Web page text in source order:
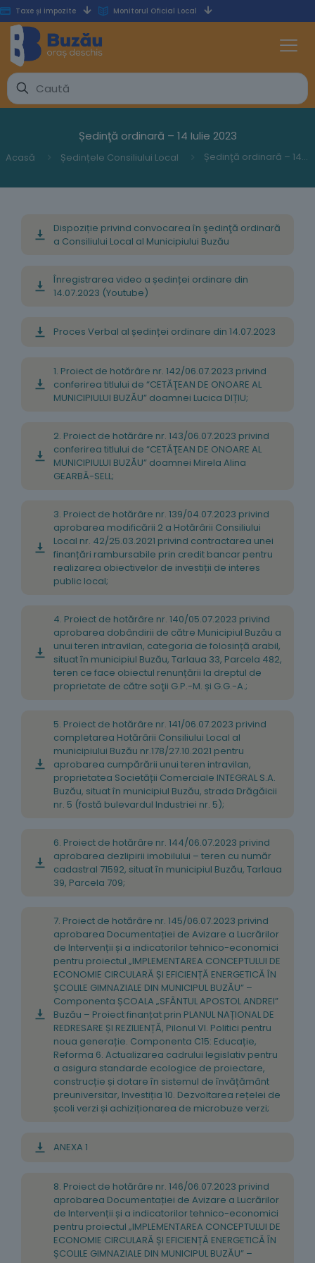
Taxe și impozite Monitorul Oficial Local
Ședinţă ordinară – 14 Iulie 2023
Acasă Ședințele Consiliului Local Ședinţă ordinară – 14 Iulie 2023
Dispoziție privind convocarea în şedinţă ordinară
a Consiliului Local al Municipiului Buzău
Înregistrarea video a ședinței ordinare din
14.07.2023 (Youtube)
Proces Verbal al ședinței ordinare din 14.07.2023
1. Proiect de hotărâre nr. 142/06.07.2023 privind
conferirea titlului de “CETĂŢEAN DE ONOARE AL
MUNICIPIULUI BUZĂU” doamnei Lucica DIȚIU;
2. Proiect de hotărâre nr. 143/06.07.2023 privind
conferirea titlului de “CETĂŢEAN DE ONOARE AL
MUNICIPIULUI BUZĂU” doamnei Mirela Alina
GEARBĂ-SELL;
3. Proiect de hotărâre nr. 139/04.07.2023 privind
aprobarea modificării 2 a Hotărârii Consiliului
Local nr. 42/25.03.2021 privind contractarea unei
finanțări rambursabile prin credit bancar pentru
realizarea obiectivelor de investiții de interes
public local;
4. Proiect de hotărâre nr. 140/05.07.2023 privind
aprobarea dobândirii de către Municipiul Buzău a
unui teren intravilan, categoria de folosință arabil,
situat în municipiul Buzău, Tarlaua 33, Parcela 482,
teren ce face obiectul renunțării la dreptul de
proprietate de către soţii G.P.-M. și G.G.-A.;
5. Proiect de hotărâre nr. 141/06.07.2023 privind
completarea Hotărârii Consiliului Local al
municipiului Buzău nr.178/27.10.2021 pentru
aprobarea cumpărării unui teren intravilan,
proprietatea Societății Comerciale INTEGRAL S.A.
Buzău, situat în municipiul Buzău, strada Drăgăicii
nr. 5 (fostă bulevardul Industriei nr. 5);
6. Proiect de hotărâre nr. 144/06.07.2023 privind
aprobarea dezlipirii imobilului – teren cu număr
cadastral 71592, situat în municipiul Buzău, Tarlaua
39, Parcela 709;
7. Proiect de hotărâre nr. 145/06.07.2023 privind
aprobarea Documentației de Avizare a Lucrărilor
de Intervenții și a indicatorilor tehnico-economici
pentru proiectul „IMPLEMENTAREA CONCEPTULUI DE
ECONOMIE CIRCULARĂ ȘI EFICIENȚĂ ENERGETICĂ ÎN
ȘCOLILE GIMNAZIALE DIN MUNICIPUL BUZĂU” –
Componenta ȘCOALA „SFÂNTUL APOSTOL ANDREI”
Buzău – Proiect finanțat prin PLANUL NAȚIONAL DE
REDRESARE ȘI REZILIENȚĂ, Pilonul VI. Politici pentru
noua generație. Componenta C15: Educație,
Reforma 6. Actualizarea cadrului legislativ pentru
a asigura standarde ecologice de proiectare,
construcție și dotare în sistemul de învățământ
preuniversitar, Investiția 10. Dezvoltarea rețelei de
școli verzi și achiziționarea de microbuze verzi;
ANEXA 1
8. Proiect de hotărâre nr. 146/06.07.2023 privind
aprobarea Documentației de Avizare a Lucrărilor
de Intervenții și a indicatorilor tehnico-economici
pentru proiectul „IMPLEMENTAREA CONCEPTULUI DE
ECONOMIE CIRCULARĂ ȘI EFICIENȚĂ ENERGETICĂ ÎN
ȘCOLILE GIMNAZIALE DIN MUNICIPUL BUZĂU” –